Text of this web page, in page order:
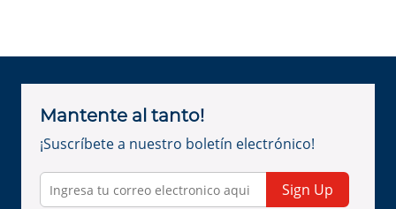
Mantente al tanto!
¡Suscríbete a nuestro boletín electrónico!
Sign Up